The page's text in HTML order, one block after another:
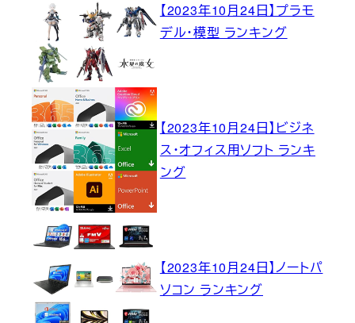
【2023年10月24日】プラモ
デル・模型 ランキング
【2023年10月24日】ビジネ
ス・オフィス用ソフト ランキ
ング
【2023年10月24日】ノートパ
ソコン ランキング